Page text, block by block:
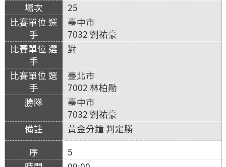
25
臺中市
7032 劉祐豪
對
臺北市
7002 林柏勛
臺中市
7032 劉祐豪
黃金分鐘 判定勝
5